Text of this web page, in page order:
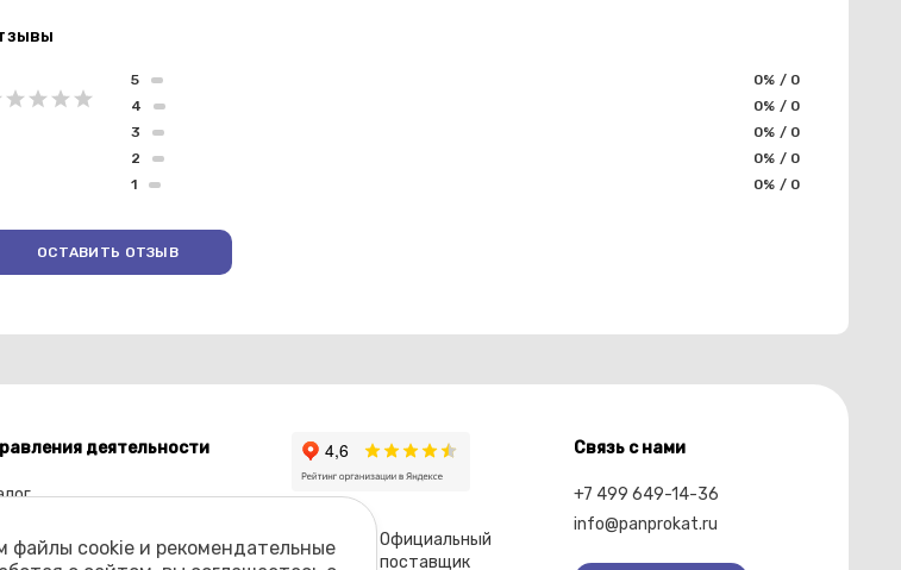
1 0% / 0
2 0% / 0
3 0% / 0
4 0% / 0
5 0% / 0
ОСТАВИТЬ ОТЗЫВ
деятельности
Официальный
поставщик
Связь с нами
+7 499 649-14-36
info@panprokat.ru
файлы cookie и рекомендательные